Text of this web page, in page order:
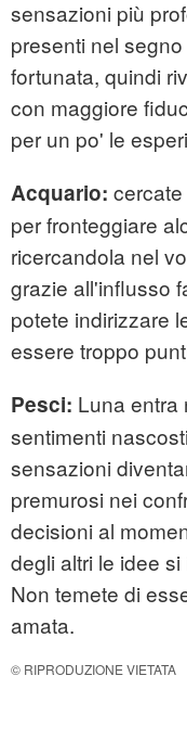
sensazioni più
presenti nel
fortunata, quindi
con maggiore
per un po' le
Acquario:
per fronteggiare
ricercandola nel
grazie all'influsso
potete indirizzare
essere troppo
Pesci: Luna entra
sentimenti
sensazioni
premurosi nei
decisioni al
degli altri le idee
Non temete di
amata.
© RIPRODUZIONE VIETATA